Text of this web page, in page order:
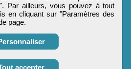
Par ailleurs, vous pouvez à tout
en cliquant sur "Paramètres des
page.
accepter